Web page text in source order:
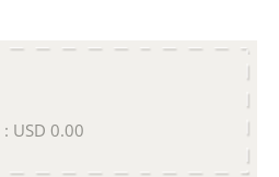
: USD 0.00